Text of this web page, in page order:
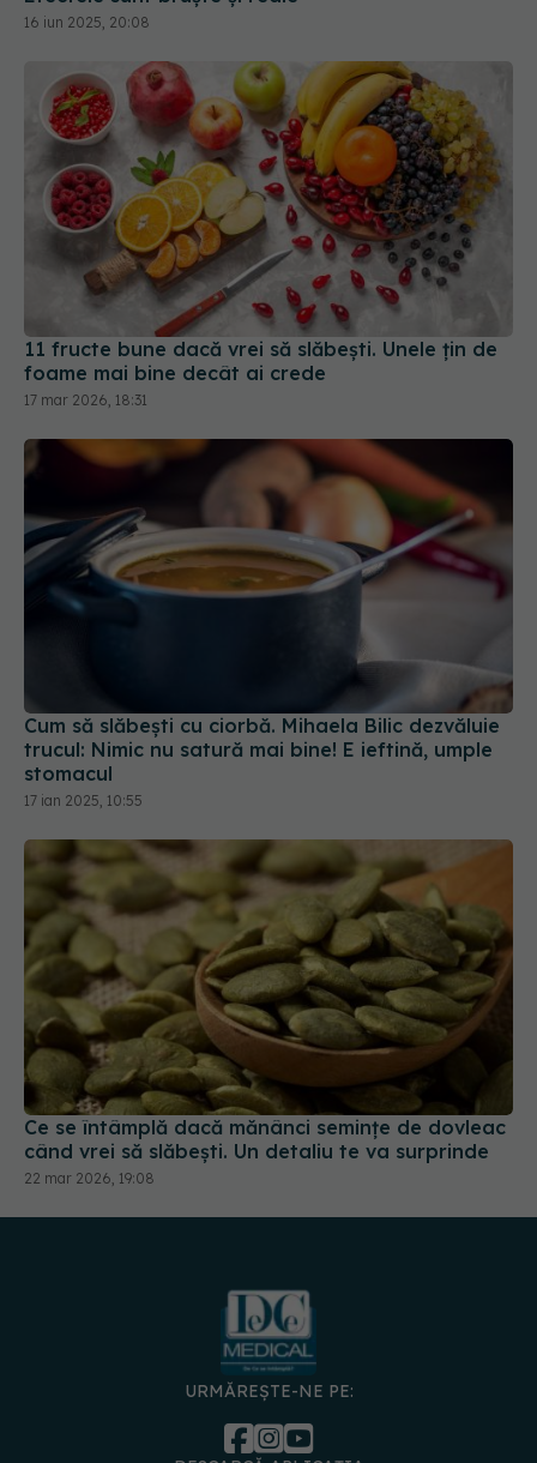
16 iun 2025, 20:08
11 fructe bune dacă vrei să slăbești. Unele țin de
foame mai bine decât ai crede
17 mar 2026, 18:31
Cum să slăbești cu ciorbă. Mihaela Bilic dezvăluie
trucul: Nimic nu satură mai bine! E ieftină, umple
stomacul
17 ian 2025, 10:55
Ce se întâmplă dacă mănânci semințe de dovleac
când vrei să slăbești. Un detaliu te va surprinde
22 mar 2026, 19:08
URMĂREȘTE-NE PE: